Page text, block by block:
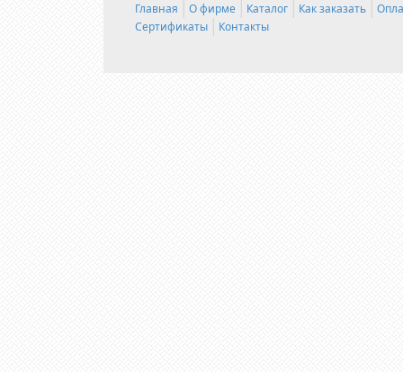
Главная О фирме Каталог Как заказать
Сертификаты
Контакты